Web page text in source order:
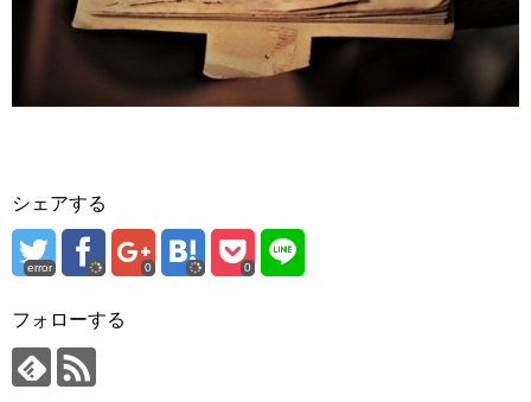
シェアする
error 0 0
フォローする